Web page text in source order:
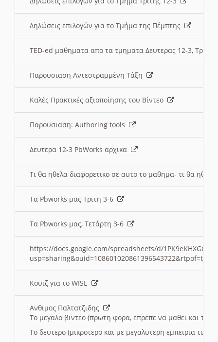
Δηλώσεις επιλογών για το Τμήμα της Πέμπτης
TED-ed μαθηματα απο τα τμηματα Δευτερας 12-3,
Παρουσιαση Αντεστραμμένη Τάξη
Καλές Πρακτικές αξιοποίησης του Βίντεο
Παρουσιαση: Authoring tools
Δευτερα 12-3 PbWorks αρχικα
Τι θα ηθελα διαφορετικο σε αυτο το μαθημα- τι θα
Τα Pbworks μας Τριτη 3-6
Τα Pbworks μας, Τετάρτη 3-6
https://docs.google.com/spreadsheets/d/
Κουιζ για το WISE
Ανθιμος Παλτατζιδης
Το μεγαλο βιντεο (πρωτη φορα, επρεπε να μαθει και το
Το δευτερο (μικροτερο και με μεγαλυτερη εμπειρια